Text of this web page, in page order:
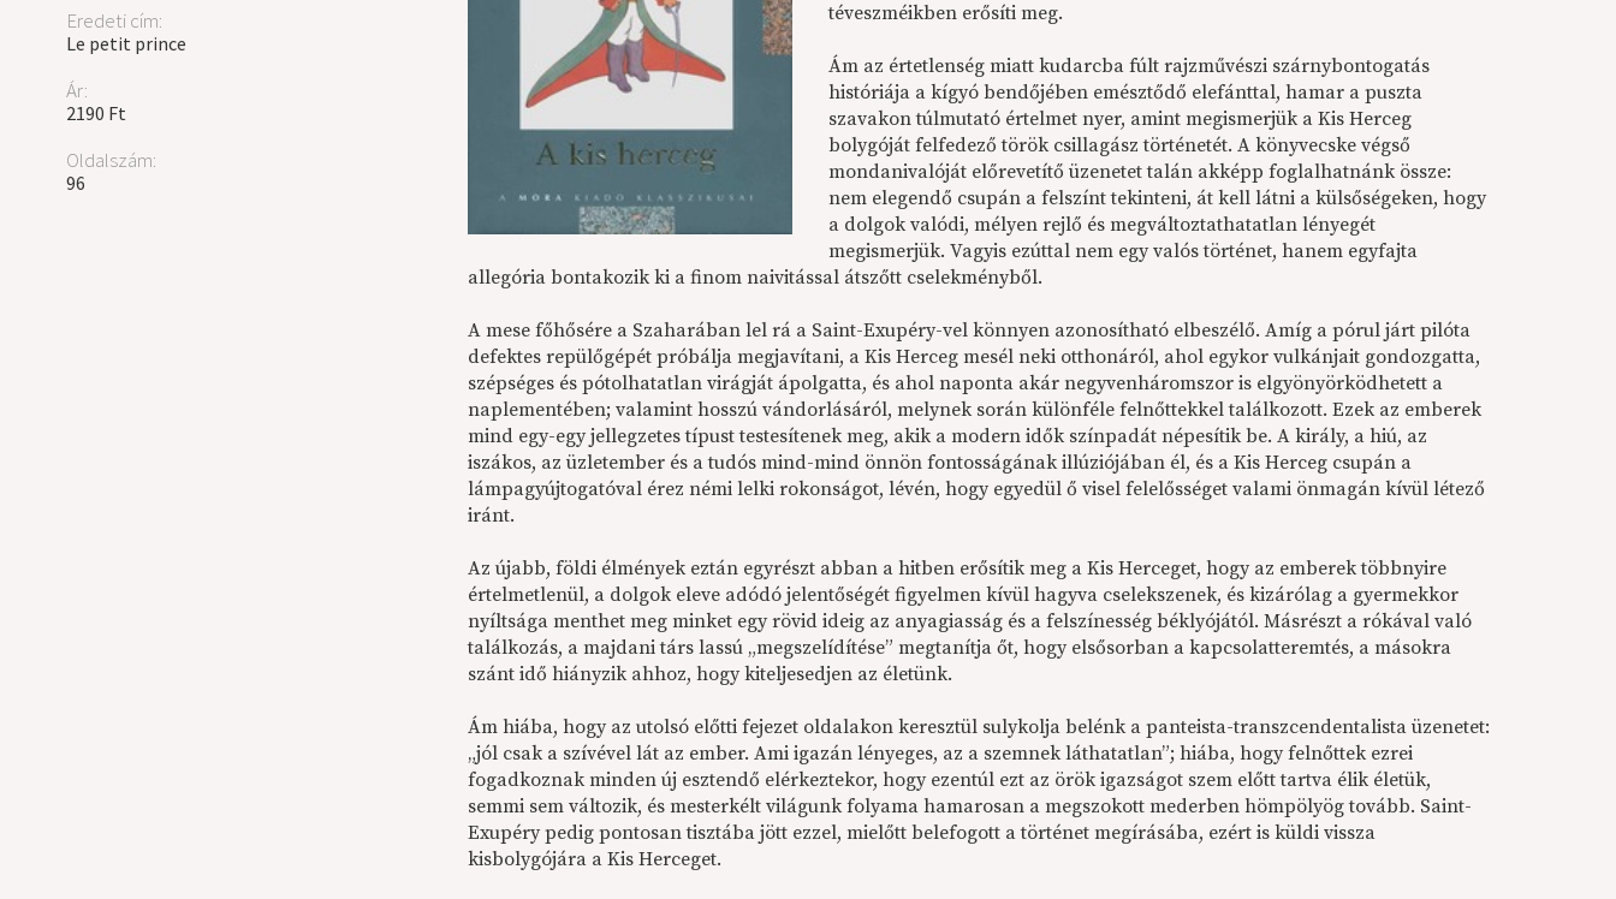
Eredeti cím:
Le petit prince
Ár:
2190 Ft
Oldalszám:
96
téveszméikben erősíti meg.
Ám az értetlenség miatt kudarcba fúlt rajzművészi szárnybontogatás
históriája a kígyó bendőjében emésztődő elefánttal, hamar a puszta
szavakon túlmutató értelmet nyer, amint megismerjük a Kis Herceg
bolygóját felfedező török csillagász történetét. A könyvecske végső
mondanivalóját előrevetítő üzenetet talán akképp foglalhatnánk össze:
nem elegendő csupán a felszínt tekinteni, át kell látni a külsőségeken, hogy
a dolgok valódi, mélyen rejlő és megváltoztathatatlan lényegét
megismerjük. Vagyis ezúttal nem egy valós történet, hanem egyfajta
allegória bontakozik ki a finom naivitással átszőtt cselekményből.
A mese főhősére a Szaharában lel rá a Saint-Exupéry-vel könnyen azonosítható elbeszélő. Amíg a pórul járt pilóta
defektes repülőgépét próbálja megjavítani, a Kis Herceg mesél neki otthonáról, ahol egykor vulkánjait gondozgatta,
szépséges és pótolhatatlan virágját ápolgatta, és ahol naponta akár negyvenháromszor is elgyönyörködhetett a
naplementében; valamint hosszú vándorlásáról, melynek során különféle felnőttekkel találkozott. Ezek az emberek
mind egy-egy jellegzetes típust testesítenek meg, akik a modern idők színpadát népesítik be. A király, a hiú, az
iszákos, az üzletember és a tudós mind-mind önnön fontosságának illúziójában él, és a Kis Herceg csupán a
lámpagyújtogatóval érez némi lelki rokonságot, lévén, hogy egyedül ő visel felelősséget valami önmagán kívül létező
iránt.
Az újabb, földi élmények eztán egyrészt abban a hitben erősítik meg a Kis Herceget, hogy az emberek többnyire
értelmetlenül, a dolgok eleve adódó jelentőségét figyelmen kívül hagyva cselekszenek, és kizárólag a gyermekkor
nyíltsága menthet meg minket egy rövid ideig az anyagiasság és a felszínesség béklyójától. Másrészt a rókával való
találkozás, a majdani társ lassú „megszelídítése” megtanítja őt, hogy elsősorban a kapcsolatteremtés, a másokra
szánt idő hiányzik ahhoz, hogy kiteljesedjen az életünk.
Ám hiába, hogy az utolsó előtti fejezet oldalakon keresztül sulykolja belénk a panteista-transzcendentalista üzenetet:
„jól csak a szívével lát az ember. Ami igazán lényeges, az a szemnek láthatatlan”; hiába, hogy felnőttek ezrei
fogadkoznak minden új esztendő elérkeztekor, hogy ezentúl ezt az örök igazságot szem előtt tartva élik életük,
semmi sem változik, és mesterkélt világunk folyama hamarosan a megszokott mederben hömpölyög tovább. Saint-
Exupéry pedig pontosan tisztába jött ezzel, mielőtt belefogott a történet megírásába, ezért is küldi vissza
kisbolygójára a Kis Herceget.